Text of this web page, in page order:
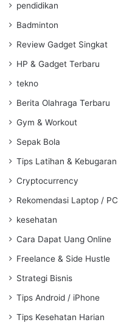
pendidikan
Badminton
Review Gadget Singkat
HP & Gadget Terbaru
tekno
Berita Olahraga Terbaru
Gym & Workout
Sepak Bola
Tips Latihan & Kebugaran
Cryptocurrency
Rekomendasi Laptop / PC
kesehatan
Cara Dapat Uang Online
Freelance & Side Hustle
Strategi Bisnis
Tips Android / iPhone
Tips Kesehatan Harian